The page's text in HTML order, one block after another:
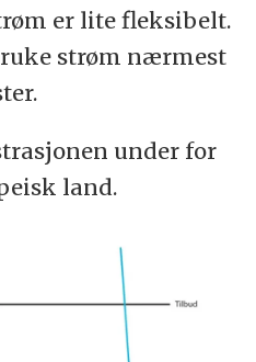
er lite fleksibelt.
strøm nærmest
under for
land.